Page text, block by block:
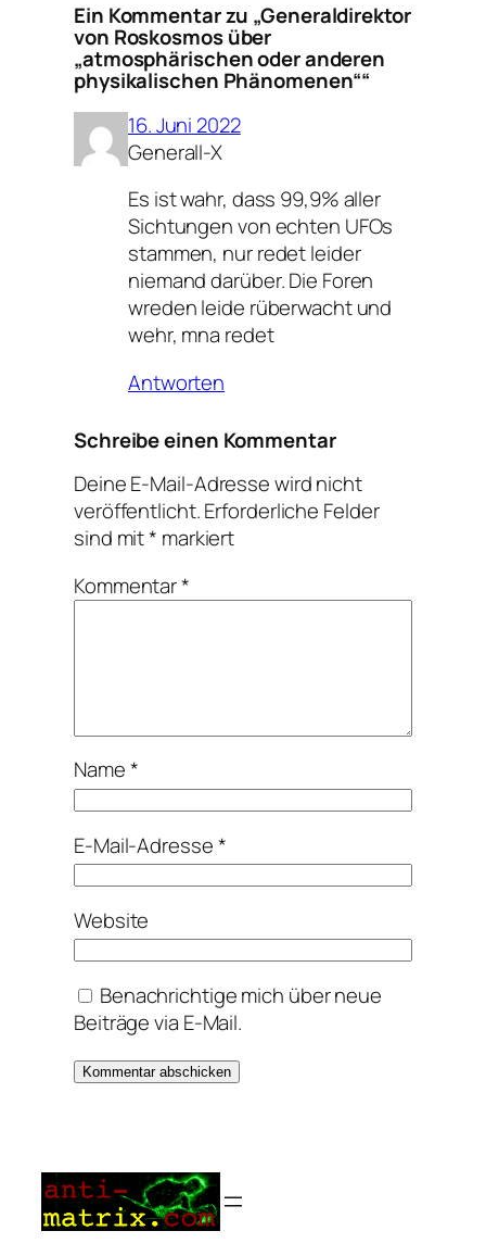
Ein Kommentar zu „Generaldirektor
von Roskosmos über
„atmosphärischen oder anderen
physikalischen Phänomenen““
16. Juni 2022
Generall-X
Es ist wahr, dass 99,9% aller
Sichtungen von echten UFOs
stammen, nur redet leider
niemand darüber. Die Foren
wreden leide rüberwacht und
wehr, mna redet
Antworten
Schreibe einen Kommentar
Deine E-Mail-Adresse wird nicht
veröffentlicht.Erforderliche Felder
sind mit* markiert
Kommentar*
Name*
E-Mail-Adresse*
Website
Benachrichtige mich über neue
Beiträge via E-Mail.